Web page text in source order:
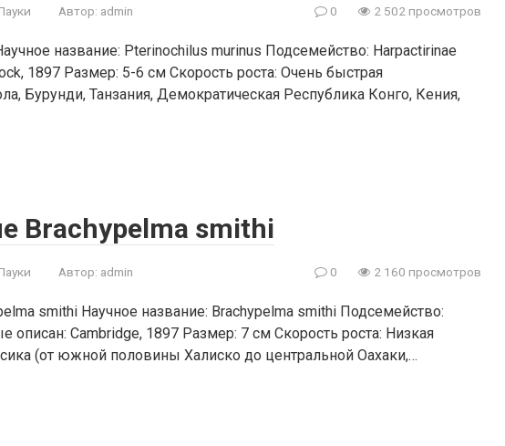
Автор: admin 0 2 502 просмотров
название: Pterinochilus murinus Подсемейство: Harpactirinae
1897 Размер: 5-6 см Скорость роста: Очень быстрая
Бурунди, Танзания, Демократическая Республика Конго, Кения,
Brachypelma smithi
Автор: admin 0 2 160 просмотров
smithi Научное название: Brachypelma smithi Подсемейство:
описан: Cambridge, 1897 Размер: 7 см Скорость роста: Низкая
(от южной половины Халиско до центральной Оaxaки,…